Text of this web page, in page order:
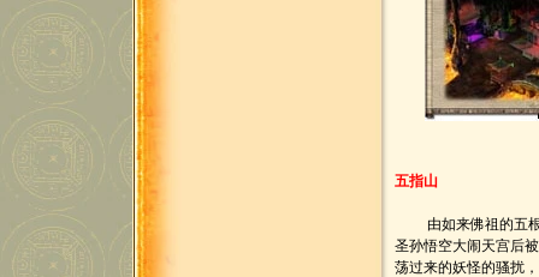
五指山
由如来佛祖的五根
圣孙悟空大闹天宫后
荡过来的妖怪的骚扰